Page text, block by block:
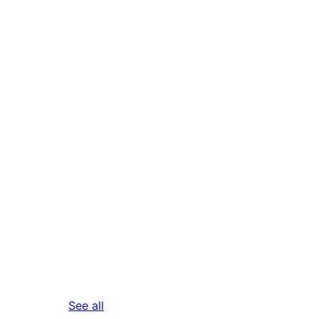
See all